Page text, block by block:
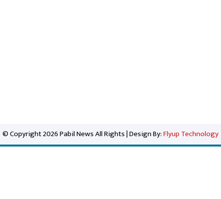
© Copyright 2026 Pabil News All Rights | Design By:Flyup Technology